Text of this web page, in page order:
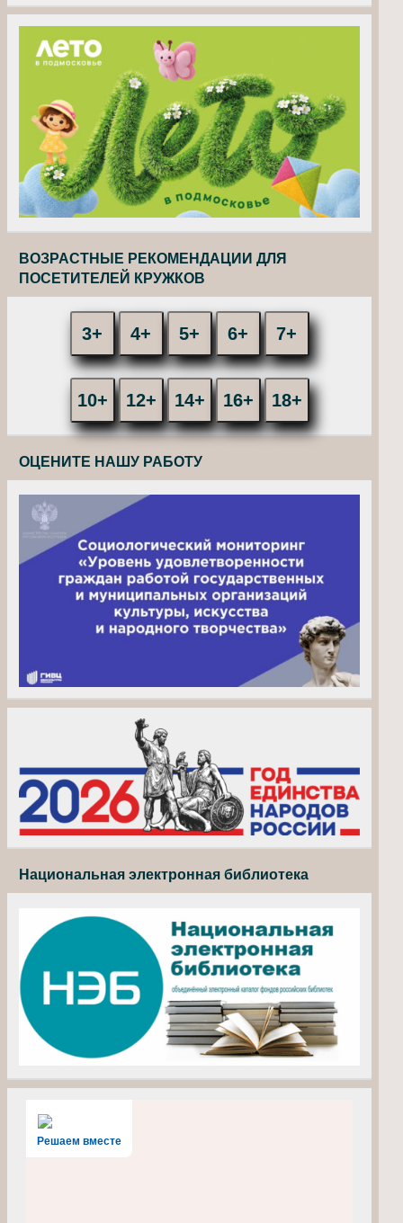
ВОЗРАСТНЫЕ РЕКОМЕНДАЦИИ ДЛЯ
ПОСЕТИТЕЛЕЙ КРУЖКОВ
3+ 4+ 5+ 6+ 7+
10+ 12+ 14+ 16+ 18+
ОЦЕНИТЕ НАШУ РАБОТУ
Национальная электронная библиотека
Решаем вместе